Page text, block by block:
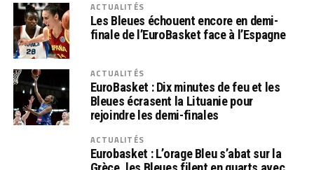
ACTUALITÉS
Les Bleues échouent encore en demi-
finale de l’EuroBasket face à l’Espagne
ACTUALITÉS
EuroBasket : Dix minutes de feu et les
Bleues écrasent la Lituanie pour
rejoindre les demi-finales
ACTUALITÉS
Eurobasket : L’orage Bleu s’abat sur la